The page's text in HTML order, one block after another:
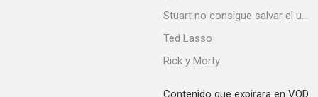
Stuart no consigue salvar el universo
Ted Lasso
Rick y Morty
Contenido que expirara en VOD